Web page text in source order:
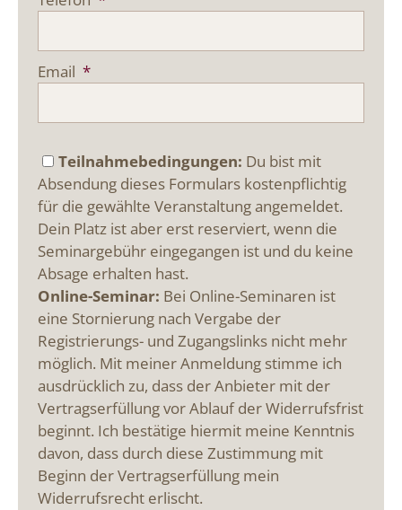
Email *
Teilnahmebedingungen: Du bist mit
Absendung dieses Formulars kostenpflichtig
für die gewählte Veranstaltung angemeldet.
Dein Platz ist aber erst reserviert, wenn die
Seminargebühr eingegangen ist und du keine
Absage erhalten hast.
Online-Seminar: Bei Online-Seminaren ist
eine Stornierung nach Vergabe der
Registrierungs- und Zugangslinks nicht mehr
möglich. Mit meiner Anmeldung stimme ich
ausdrücklich zu, dass der Anbieter mit der
Vertragserfüllung vor Ablauf der Widerrufsfrist
beginnt. Ich bestätige hiermit meine Kenntnis
davon, dass durch diese Zustimmung mit
Beginn der Vertragserfüllung mein
Widerrufsrecht erlischt.